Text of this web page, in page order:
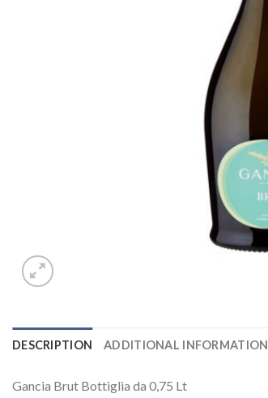
DESCRIPTION ADDITIONAL INFORMATION
Gancia Brut Bottiglia da 0,75 Lt